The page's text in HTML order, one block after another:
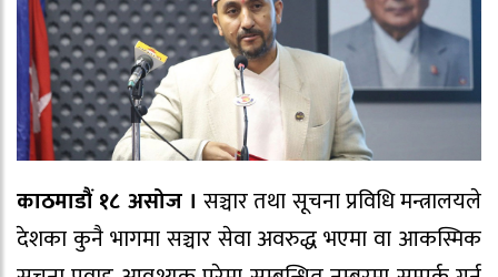
काठमाडौं १८ असोज । सञ्चार तथा सूचना प्रविधि मन्त्रालयले
देशका कुनै भागमा सञ्चार सेवा अवरुद्ध भएमा वा आकस्मिक